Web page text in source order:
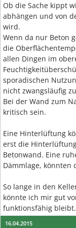
Ob die Sache kippt
abhängen und von
wird.
Wenn da nur Beton
die
allen Dingen im
sporadischen
nicht zwangsläufig
Bei der Wand zum
kritisch sein.
Eine Hinterlüftung
erst die
Betonwand. Eine
Dämmlage, könnten
So lange in den
könnte ich mir gut
funktionsfähig bleibt.
16.04.2015